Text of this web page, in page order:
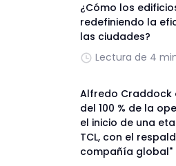
¿Cómo los
redefiniendo la
las ciudades?
Lectura de 4
Alfredo Craddock
del 100 % de la
el inicio de una
TCL, con el
compañía global"